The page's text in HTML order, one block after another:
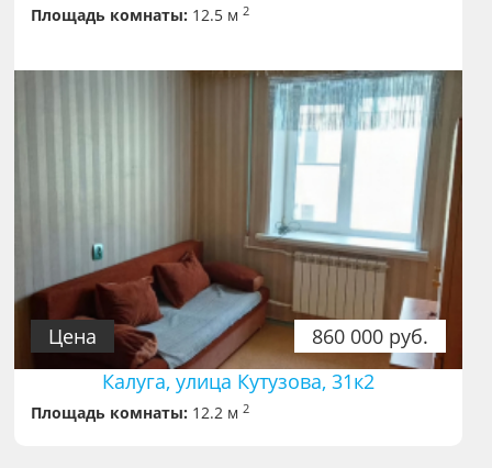
Площадь комнаты: 12.5 м2
860 000 руб.
Цена
Калуга, улица Кутузова, 31к2
Площадь комнаты: 12.2 м2